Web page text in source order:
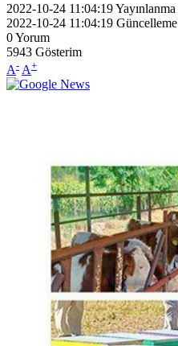
2022-10-24 11:04:19Yayınlanma
2022-10-24 11:04:19 Güncelleme
0Yorum
5943 Gösterim
A- A+